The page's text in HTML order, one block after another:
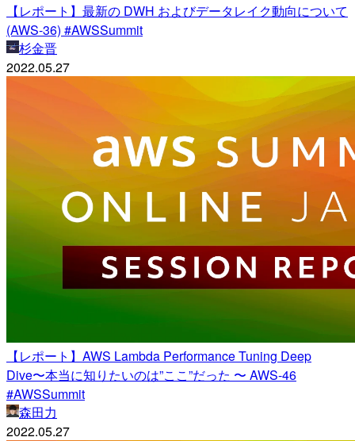
【レポート】最新の DWH およびデータレイク動向について
(AWS-36) #AWSSummit
杉金晋
2022.05.27
【レポート】AWS Lambda Performance Tuning Deep
Dive〜本当に知りたいのは”ここ”だった 〜 AWS-46
#AWSSummit
森田力
2022.05.27